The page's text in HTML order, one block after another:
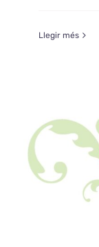
Llegir més